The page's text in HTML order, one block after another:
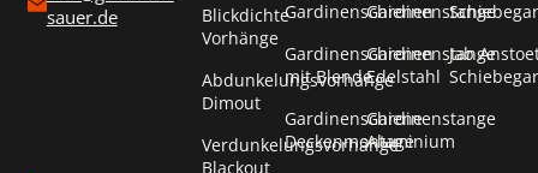
sauer.de
Blickdichte
Vorhänge
Abdunkelungsvorhänge
Dimout
Verdunkelungsvorhänge
Blackout
Gardinenschienen
Gardinenschienen
mit Blende
Gardinenschiene
Deckenmontage
Gardinenstange
Gardinenstange
Edelstahl
Gardinenstange
Aluminium
Jab